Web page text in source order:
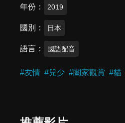
年份 2019
國別 日本
語言 國語配音
#友情 #兒少 #闔家觀賞 #貓